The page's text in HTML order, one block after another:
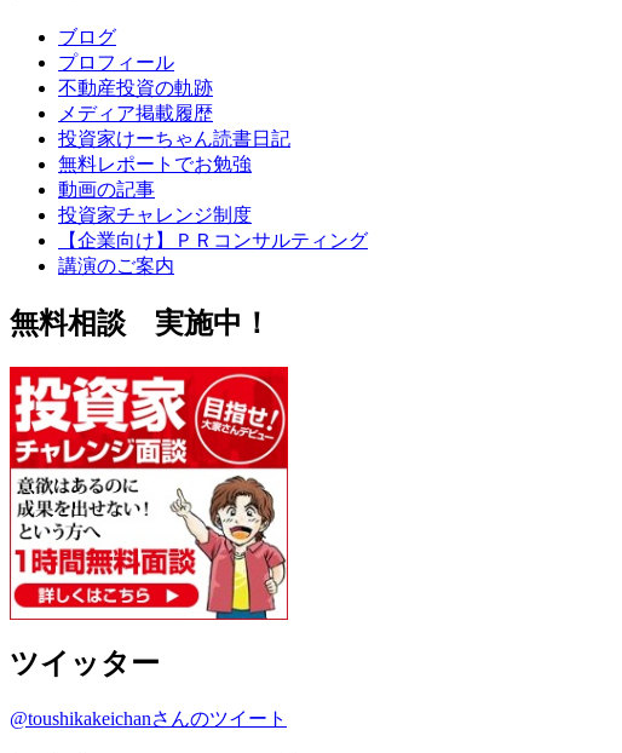
ブログ
プロフィール
不動産投資の軌跡
メディア掲載履歴
投資家けーちゃん読書日記
無料レポートでお勉強
動画の記事
投資家チャレンジ制度
【企業向け】ＰＲコンサルティング
講演のご案内
無料相談 実施中！
ツイッター
@toushikakeichanさんのツイート